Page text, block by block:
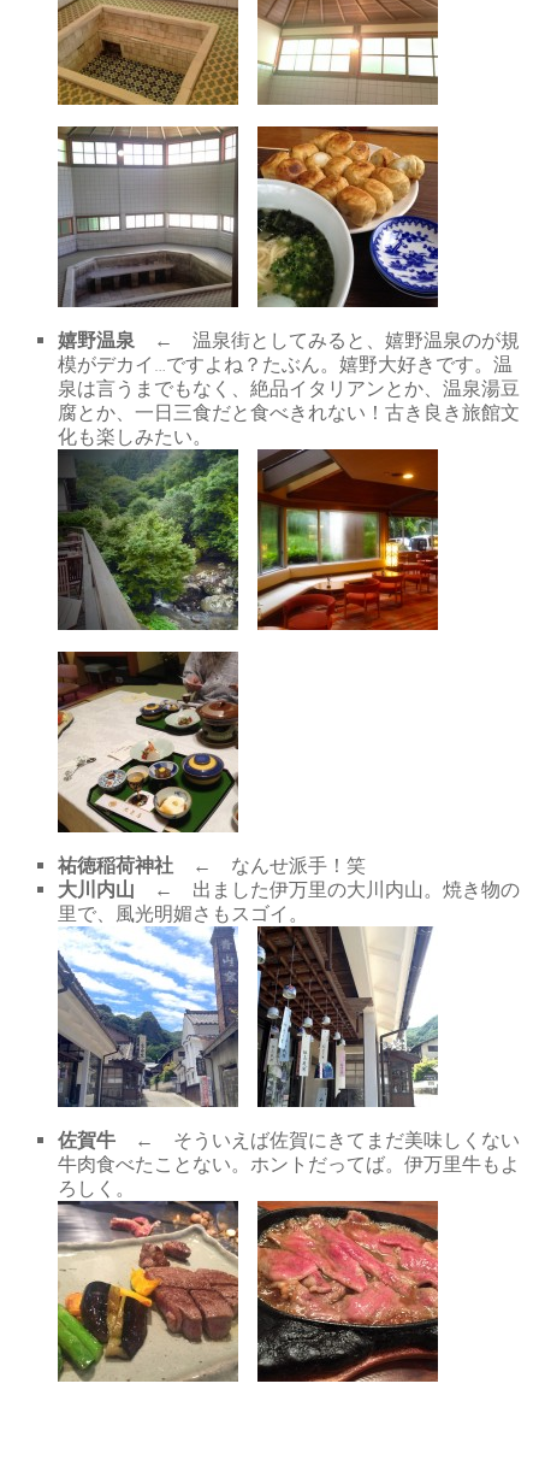
嬉野温泉 ← 温泉街としてみると、嬉野温泉のが規
模がデカイ…ですよね？たぶん。嬉野大好きです。温
泉は言うまでもなく、絶品イタリアンとか、温泉湯豆
腐とか、一日三食だと食べきれない！古き良き旅館文
化も楽しみたい。
祐徳稲荷神社 ← なんせ派手！笑
大川内山 ← 出ました伊万里の大川内山。焼き物の
里で、風光明媚さもスゴイ。
佐賀牛 ← そういえば佐賀にきてまだ美味しくない
牛肉食べたことない。ホントだってば。伊万里牛もよ
ろしく。